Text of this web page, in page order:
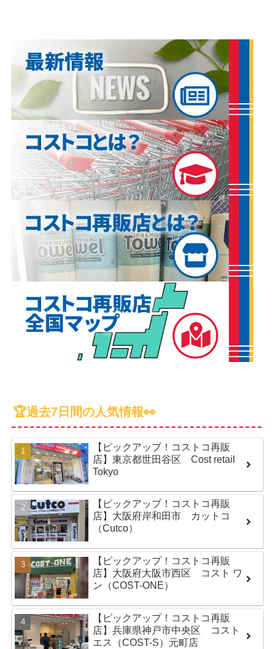
🏆過去7日間の人気情報👀
【ピックアップ！コストコ再販
店】東京都世田谷区 Cost retail
Tokyo
【ピックアップ！コストコ再販
店】大阪府岸和田市 カットコ
（Cutco）
【ピックアップ！コストコ再販
店】大阪府大阪市西区 コスト ワ
ン（COST-ONE）
【ピックアップ！コストコ再販
店】兵庫県神戸市中央区 コスト
エス（COST-S）元町店